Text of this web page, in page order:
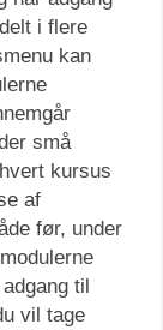
i flere
kan
små
kursus
af
før, under
til
vil tage